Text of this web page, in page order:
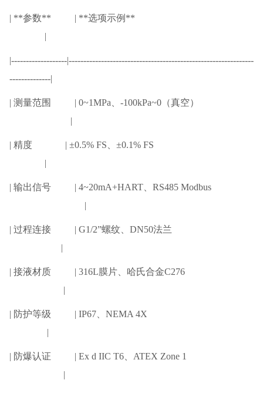
| **参数** | **选项示例**
|
|-------------------|---------------------------------------------------------------
--------------|
| 测量范围 | 0~1MPa、-100kPa~0（真空）
|
| 精度 | ±0.5% FS、±0.1% FS
|
| 输出信号 | 4~20mA+HART、RS485 Modbus
|
| 过程连接 | G1/2”螺纹、DN50法兰
|
| 接液材质 | 316L膜片、哈氏合金C276
|
| 防护等级 | IP67、NEMA 4X
|
| 防爆认证 | Ex d IIC T6、ATEX Zone 1
|